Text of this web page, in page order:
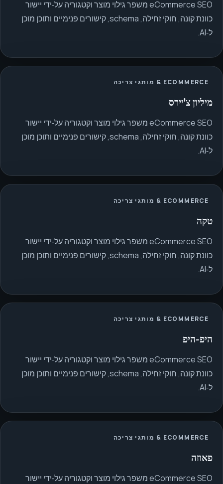
eCommerce SEO משפר גילוי מוצר וקטגוריה על‑ידי יישור
כוונת קונה, חוקי זחילה, schema, קישורים פנימיים ותוכן מוכן
ל‑AI.
ECOMMERCE & מותגי צריכה
מיליון צ'יירס
eCommerce SEO משפר גילוי מוצר וקטגוריה על‑ידי יישור
כוונת קונה, חוקי זחילה, schema, קישורים פנימיים ותוכן מוכן
ל‑AI.
ECOMMERCE & מותגי צריכה
טקה
eCommerce SEO משפר גילוי מוצר וקטגוריה על‑ידי יישור
כוונת קונה, חוקי זחילה, schema, קישורים פנימיים ותוכן מוכן
ל‑AI.
ECOMMERCE & מותגי צריכה
היפ-היפ
eCommerce SEO משפר גילוי מוצר וקטגוריה על‑ידי יישור
כוונת קונה, חוקי זחילה, schema, קישורים פנימיים ותוכן מוכן
ל‑AI.
ECOMMERCE & מותגי צריכה
פאוזה
eCommerce SEO משפר גילוי מוצר וקטגוריה על‑ידי יישור